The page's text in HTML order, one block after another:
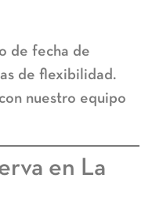
de fecha de
de flexibilidad.
nuestro equipo
en La